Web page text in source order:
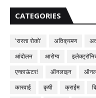
CATEGORIES
'रास्ता रोको' अतिक्रमण
आंदोलन
आरोग्य
एन्काऊंटर!
ऑनलाइन
कारवाई
कृषी क्राईम